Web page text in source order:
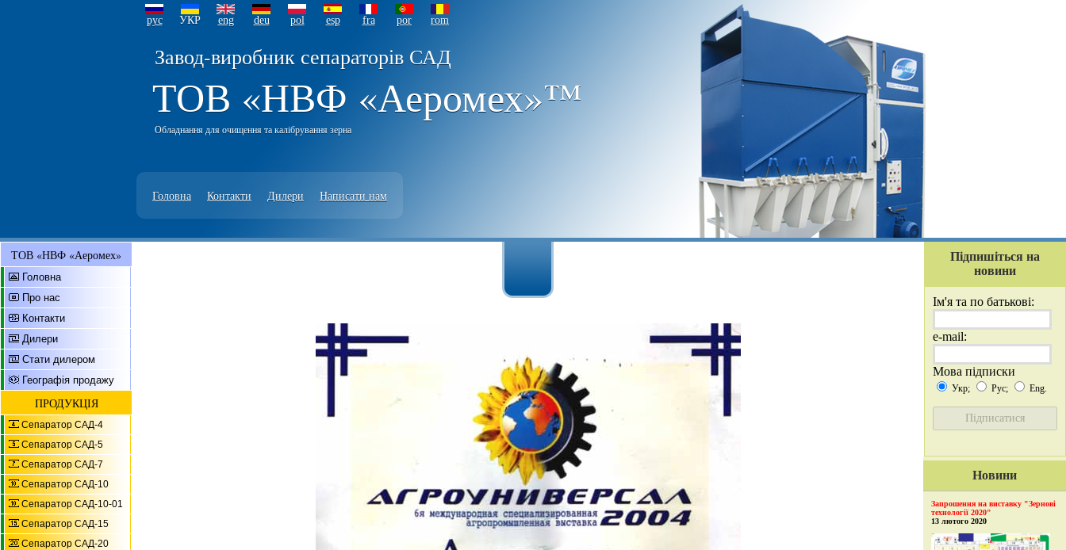
рус УКР eng deu pol esp fra por rom
Завод-виробник сепараторів САД
ТОВ «НВФ «Аеромех»™
Обладнання для очищення та калібрування зерна
Головна Контакти Дилери Написати нам
ТОВ «НВФ «Аеромех»
Головна
Про нас
Контакти
Дилери
Стати дилером
Географія продажу
ПРОДУКЦІЯ
Сепаратор САД-4
Сепаратор САД-5
Сепаратор САД-7
Сепаратор САД-10
Сепаратор САД-10-01
Сепаратор САД-15
Сепаратор САД-20
Підпишіться на
новини
Ім'я та по батькові:
e-mail:
Мова підписки
Укр; Рус; Eng.
Новини
Запрошення на виставку "Зернові
технології 2020"
13 лютого 2020